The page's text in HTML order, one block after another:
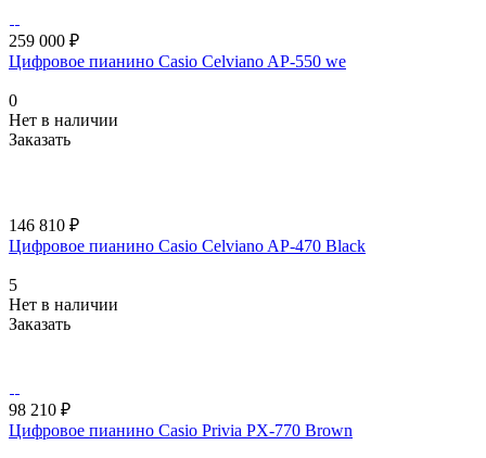
259 000 ₽
Цифровое пианино Casio Celviano AP-550 we
0
Нет в наличии
Заказать
146 810 ₽
Цифровое пианино Casio Celviano AP-470 Black
5
Нет в наличии
Заказать
98 210 ₽
Цифровое пианино Casio Privia PX-770 Brown